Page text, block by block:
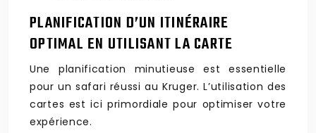
PLANIFICATION D’UN ITINÉRAIRE
OPTIMAL EN UTILISANT LA CARTE
Une planification minutieuse est essentielle
pour un safari réussi au Kruger. L’utilisation des
cartes est ici primordiale pour optimiser votre
expérience.